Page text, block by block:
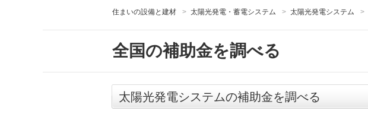
住まいの設備と建材 太陽光発電・蓄電システム 太陽光発電システム
全国の補助金を調べる
太陽光発電システムの補助金を調べる